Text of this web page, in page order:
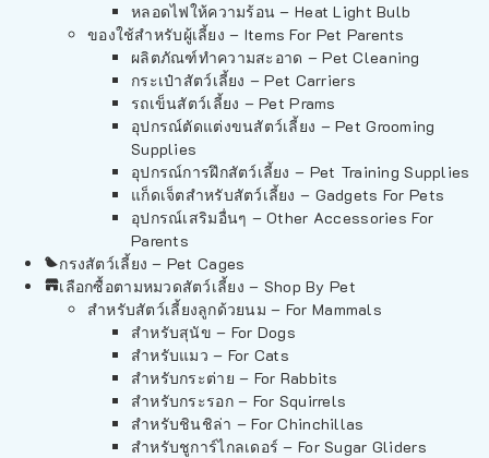
หลอดไฟให้ความร้อน – Heat Light Bulb
ของใช้สำหรับผู้เลี้ยง – Items For Pet Parents
ผลิตภัณฑ์ทำความสะอาด – Pet Cleaning
กระเป๋าสัตว์เลี้ยง – Pet Carriers
รถเข็นสัตว์เลี้ยง – Pet Prams
อุปกรณ์ตัดแต่งขนสัตว์เลี้ยง – Pet Grooming
Supplies
อุปกรณ์การฝึกสัตว์เลี้ยง – Pet Training Supplies
แก็ดเจ็ตสำหรับสัตว์เลี้ยง – Gadgets For Pets
อุปกรณ์เสริมอื่นๆ – Other Accessories For
Parents
กรงสัตว์เลี้ยง – Pet Cages
เลือกซื้อตามหมวดสัตว์เลี้ยง – Shop By Pet
สำหรับสัตว์เลี้ยงลูกด้วยนม – For Mammals
สำหรับสุนัข – For Dogs
สำหรับแมว – For Cats
สำหรับกระต่าย – For Rabbits
สำหรับกระรอก – For Squirrels
สำหรับชินชิล่า – For Chinchillas
สำหรับชูการ์ไกลเดอร์ – For Sugar Gliders